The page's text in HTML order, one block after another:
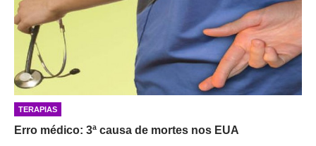
TERAPIAS
Erro médico: 3ª causa de mortes nos EUA